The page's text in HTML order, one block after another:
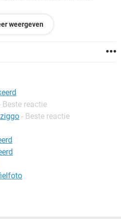
een zeer onwenselijke situatie
weergeven
Beste reactie
- Beste reactie